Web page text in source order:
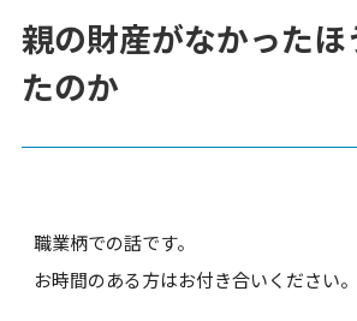
親の財産がなかったほ
たのか
職業柄での話です。
お時間のある方はお付き合いください。